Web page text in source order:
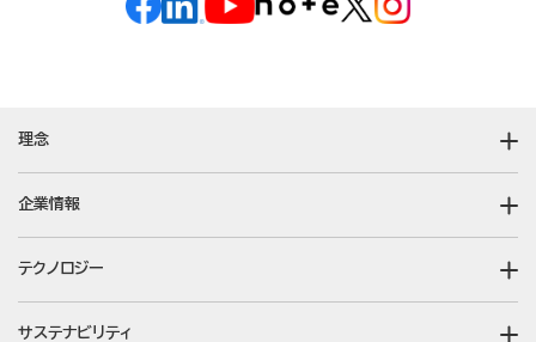
理念
企業情報
テクノロジー
サステナビリティ